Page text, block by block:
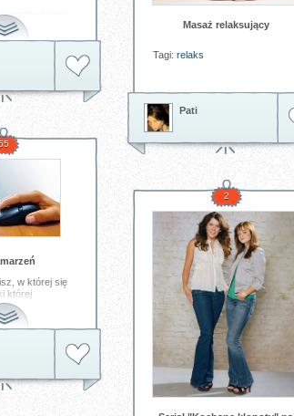
Masaż relaksujący
Tagi: relaks
Pati
w której się
której
a
2